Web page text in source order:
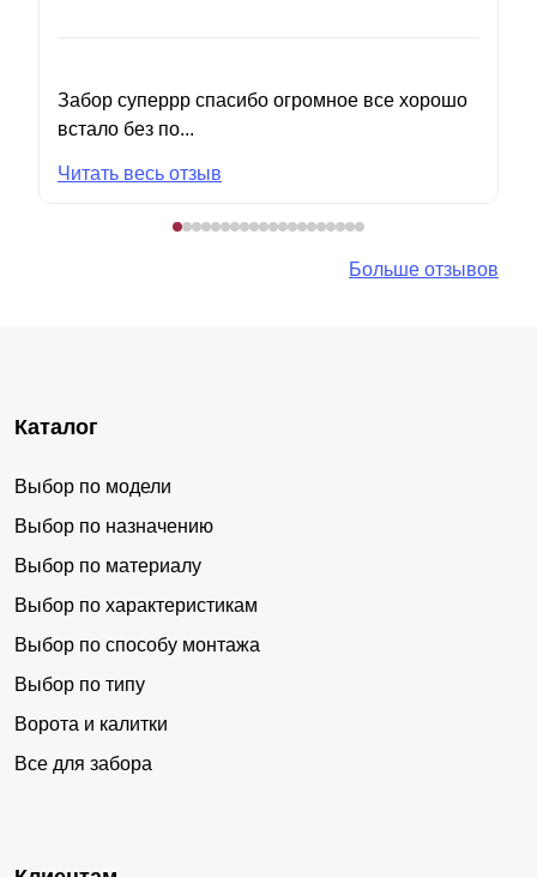
Забор суперрр спасибо огромное все хорошо
встало без по...
Читать весь отзыв
Больше отзывов
Каталог
Выбор по модели
Выбор по назначению
Выбор по материалу
Выбор по характеристикам
Выбор по способу монтажа
Выбор по типу
Ворота и калитки
Все для забора